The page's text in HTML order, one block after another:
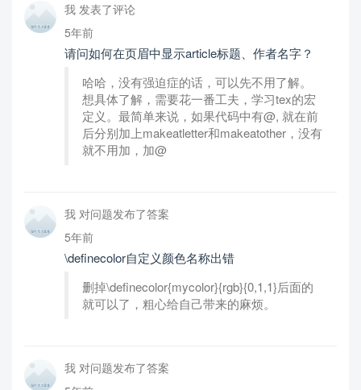
我 发表了评论
5年前
请问如何在页眉中显示article标题、作者名字？
哈哈，没有强迫症的话，可以先不用了解。
想具体了解，需要花一番工夫，学习tex的宏
定义。最简单来说，如果代码中有@, 就在前
后分别加上makeatletter和makeatother，没有
就不用加，加@
我 对问题发布了答案
5年前
\definecolor自定义颜色名称出错
删掉\definecolor{mycolor}{rgb}{0,1,1}后面的
就可以了，粗心给自己带来的麻烦。
我 对问题发布了答案